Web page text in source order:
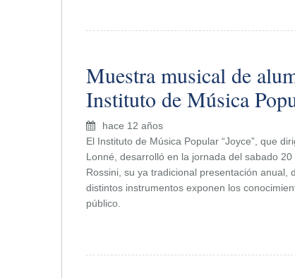
Muestra musical de
Instituto de Música
hace 12 años
El Instituto de Música Popular “Joyce”, que
Lonné, desarrolló en la jornada del sabado
Rossini, su ya tradicional presentación anual,
distintos instrumentos exponen los
público.